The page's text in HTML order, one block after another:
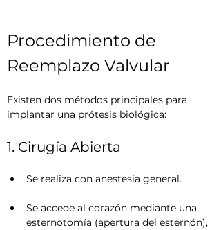
Procedimiento de
Reemplazo Valvular
Existen dos métodos principales para
implantar una prótesis biológica:
1. Cirugía Abierta
Se realiza con anestesia general.
Se accede al corazón mediante una
esternotomía (apertura del esternón),